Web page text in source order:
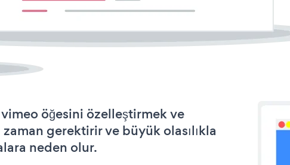
öğesini özelleştirmek ve
gerektirir ve büyük olasılıkla
neden olur.